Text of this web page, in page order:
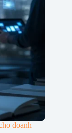
doanh